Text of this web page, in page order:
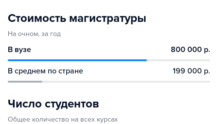
Стоимость магистратуры
На очном, за год
В вузе 800 000 р.
В среднем по стране 199 000 р.
Число студентов
Общее количество на всех курсах